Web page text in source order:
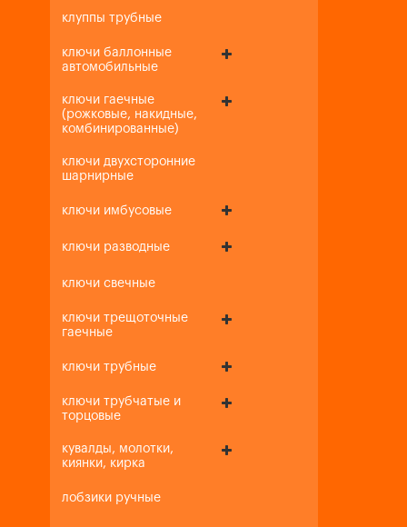
клуппы трубные
ключи баллонные
автомобильные
ключи гаечные
(рожковые, накидные,
комбинированные)
ключи двухсторонние
шарнирные
ключи имбусовые
ключи разводные
ключи свечные
ключи трещоточные
гаечные
ключи трубные
ключи трубчатые и
торцовые
кувалды, молотки,
киянки, кирка
лобзики ручные